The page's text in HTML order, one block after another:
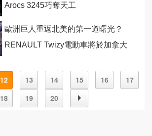
Arocs 3245巧奪天工
歐洲巨人重返北美的第一道曙光？
RENAULT Twizy電動車將於加拿大
12 13 14 15 16
17
18
19 20